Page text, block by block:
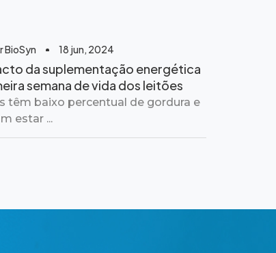
BioSyn 18 jun, 2024
da suplementação energética
semana de vida dos leitões
têm baixo percentual de gordura e
estar ...